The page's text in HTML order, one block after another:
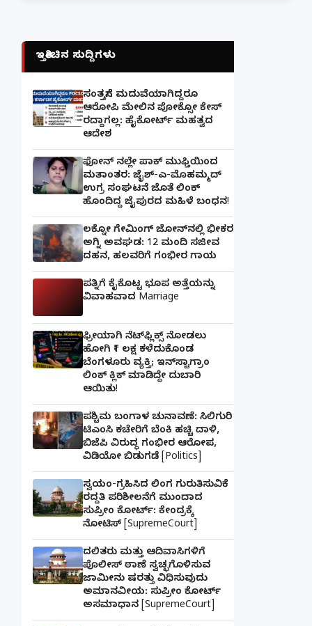
ಇತ್ತೀಚಿನ ಸುದ್ದಿಗಳು
ಸಂತ್ರಸ್ತೆಗೆ ಮದುವೆಯಾಗಿದ್ದರೂ
ಆರೋಪಿ ಮೇಲಿನ ಪೋಕ್ಸೋ ಕೇಸ್
ರದ್ದಾಗಲ್ಲ: ಹೈಕೋರ್ಟ್ ಮಹತ್ವದ
ಆದೇಶ
ಫೋನ್ ನಲ್ಲೇ ಪಾಕ್ ಮುಫ್ತಿಯಿಂದ
ಮತಾಂತರ: ಜೈಶ್-ಎ-ಮೊಹಮ್ಮದ್
ಉಗ್ರ ಸಂಘಟನೆ ಜೊತೆ ಲಿಂಕ್
ಹೊಂದಿದ್ದ ಜೈಪುರದ ಮಹಿಳೆ ಬಂಧನ!
ಲಕ್ನೋ ಗೇಮಿಂಗ್ ಜೋನ್‌ನಲ್ಲಿ ಭೀಕರ
ಅಗ್ನಿ ಅವಘಡ: 12 ಮಂದಿ ಸಜೀವ
ದಹನ, ಹಲವರಿಗೆ ಗಂಭೀರ ಗಾಯ
ಪತ್ನಿಗೆ ಕೈಕೊಟ್ಟ ಭೂಪ ಅತ್ತೆಯನ್ನು
ವಿವಾಹವಾದ Marriage
ಫ್ರೀಯಾಗಿ ನೆಟ್‌ಫ್ಲಿಕ್ಸ್ ನೋಡಲು
ಹೋಗಿ ₹1 ಲಕ್ಷ ಕಳೆದುಕೊಂಡ
ಬೆಂಗಳೂರು ವ್ಯಕ್ತಿ; ಇನ್‌ಸ್ಟಾಗ್ರಾಂ
ಲಿಂಕ್ ಕ್ಲಿಕ್ ಮಾಡಿದ್ದೇ ದುಬಾರಿ
ಆಯಿತು!
ಪಶ್ಚಿಮ ಬಂಗಾಳ ಚುನಾವಣೆ: ಸಿಲಿಗುರಿ
ಟಿಎಂಸಿ ಕಚೇರಿಗೆ ಬೆಂಕಿ ಹಚ್ಚಿ ದಾಳಿ,
ಬಿಜೆಪಿ ವಿರುದ್ಧ ಗಂಭೀರ ಆರೋಪ,
ವಿಡಿಯೋ ಬಿಡುಗಡೆ [Politics]
ಸ್ವಯಂ-ಗ್ರಹಿಸಿದ ಲಿಂಗ ಗುರುತಿಸುವಿಕೆ
ರದ್ದತಿ ಪರಿಶೀಲನೆಗೆ ಮುಂದಾದ
ಸುಪ್ರೀಂ ಕೋರ್ಟ್: ಕೇಂದ್ರಕ್ಕೆ
ನೋಟಿಸ್ [SupremeCourt]
ದಲಿತರು ಮತ್ತು ಆದಿವಾಸಿಗಳಿಗೆ
ಪೊಲೀಸ್ ಠಾಣೆ ಸ್ವಚ್ಛಗೊಳಿಸುವ
ಜಾಮೀನು ಷರತ್ತು ವಿಧಿಸುವುದು
ಅಮಾನವೀಯ: ಸುಪ್ರೀಂ ಕೋರ್ಟ್
ಅಸಮಾಧಾನ [SupremeCourt]